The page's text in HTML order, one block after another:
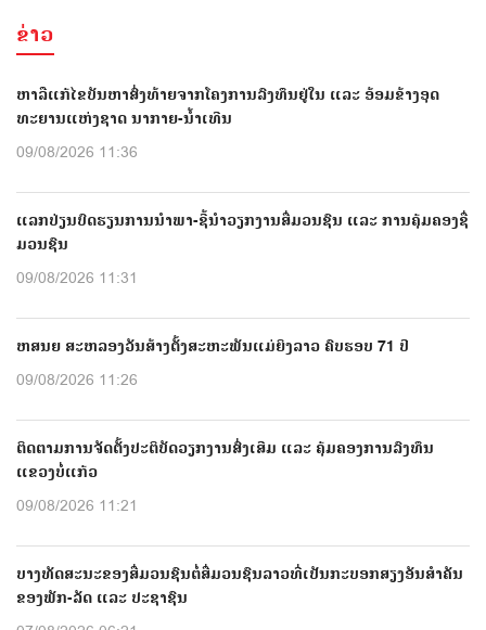
ຂ່າວ
ຫາລືແກ້ໄຂບັນຫາສົ່ງທ້າຍຈາກໂຄງການລົງທຶນຢູ່ໃນ ແລະ ອ້ອມຂ້າງອຸດ
ທະຍານແຫ່ງຊາດ ນາກາຍ-ນໍ້າເທີນ
09/08/2026 11:36
ແລກປ່ຽນບົດຮຽນການນຳພາ-ຊີ້ນຳວຽກງານສື່ມວນຊົນ ແລະ ການຄຸ້ມຄອງຊື່
ມວນຊົນ
09/08/2026 11:31
ຫສນຍ ສະຫລອງວັນສ້າງຕັ້ງສະຫະພັນແມ່ຍິງລາວ ຄົບຮອບ 71 ປີ
09/08/2026 11:26
ຕິດຕາມການຈັດຕັ້ງປະຕິບັດວຽກງານສົ່ງເສີມ ແລະ ຄຸ້ມຄອງການລົງທຶນ
ແຂວງບໍ່ແກ້ວ
09/08/2026 11:21
ບາງທັດສະນະຂອງສື່ມວນຊົນຕໍ່ສື່ມວນຊົນລາວທີ່ເປັນກະບອກສຽງອັນສຳຄັນ
ຂອງພັກ-ລັດ ແລະ ປະຊາຊົນ